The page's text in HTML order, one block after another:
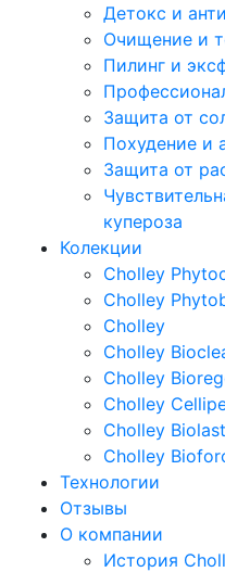
Детокс и
Очищение и
Пилинг и
Защита от
Похудение и
Защита от
купероза
Колекции
Cholley
Cholley
Cholley
Cholley
Cholley
Cholley
Cholley
Cholley
Технологии
Отзывы
О компании
История